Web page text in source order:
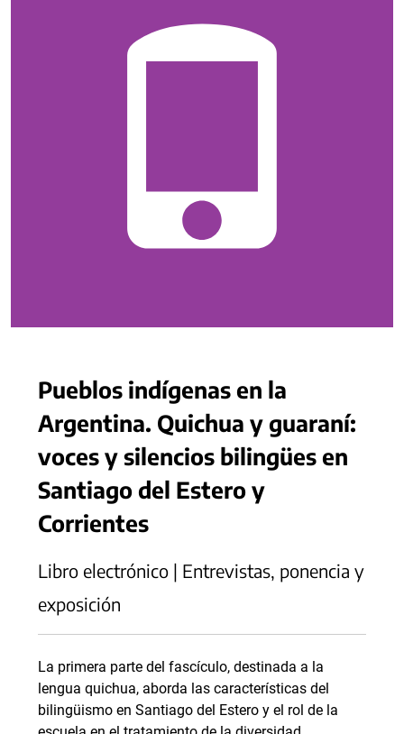
Pueblos indígenas en la
Argentina. Quichua y guaraní:
voces y silencios bilingües en
Santiago del Estero y
Corrientes
Libro electrónico | Entrevistas, ponencia y
exposición
La primera parte del fascículo, destinada a la
lengua quichua, aborda las características del
bilingüismo en Santiago del Estero y el rol de la